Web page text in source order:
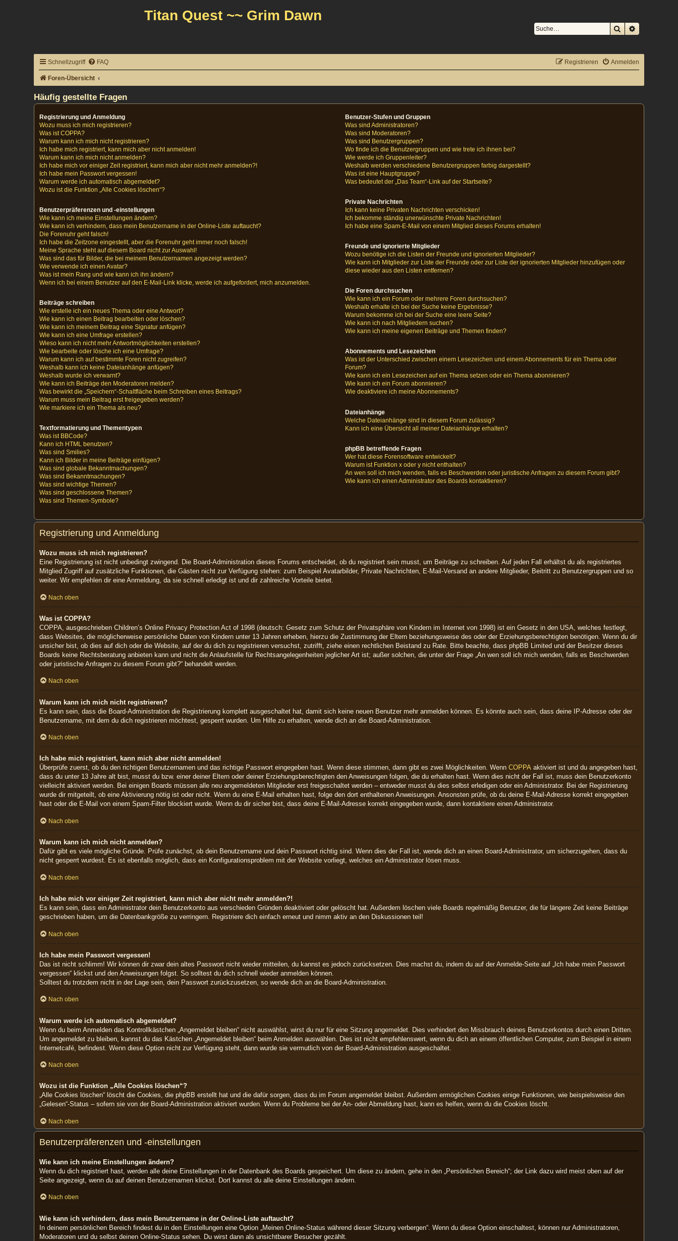
Titan Quest ~~ Grim Dawn
SucheErweiterte
Schnellzugriff FAQ Anmelden
Registrieren
Foren-Übersicht
Häufig gestellte Fragen
Registrierung und Anmeldung
Wozu muss ich mich registrieren?
Was ist COPPA?
Warum kann ich mich nicht registrieren?
Ich habe mich registriert, kann mich aber nicht anmelden!
Warum kann ich mich nicht anmelden?
Ich habe mich vor einiger Zeit registriert, kann mich aber nicht mehr anmelden?!
Ich habe mein Passwort vergessen!
Warum werde ich automatisch abgemeldet?
Wozu ist die Funktion „Alle Cookies löschen“?
Benutzerpräferenzen und -einstellungen
Wie kann ich meine Einstellungen ändern?
Wie kann ich verhindern, dass mein Benutzername in der Online-Liste auftaucht?
Die Forenuhr geht falsch!
Ich habe die Zeitzone eingestellt, aber die Forenuhr geht immer noch falsch!
Meine Sprache steht auf diesem Board nicht zur Auswahl!
Was sind das für Bilder, die bei meinem Benutzernamen angezeigt werden?
Wie verwende ich einen Avatar?
Was ist mein Rang und wie kann ich ihn ändern?
Wenn ich bei einem Benutzer auf den E-Mail-Link klicke, werde ich aufgefordert, mich anzumelden.
Beiträge schreiben
Wie erstelle ich ein neues Thema oder eine Antwort?
Wie kann ich einen Beitrag bearbeiten oder löschen?
Wie kann ich meinem Beitrag eine Signatur anfügen?
Wie kann ich eine Umfrage erstellen?
Wieso kann ich nicht mehr Antwortmöglichkeiten erstellen?
Wie bearbeite oder lösche ich eine Umfrage?
Warum kann ich auf bestimmte Foren nicht zugreifen?
Weshalb kann ich keine Dateianhänge anfügen?
Weshalb wurde ich verwarnt?
Wie kann ich Beiträge den Moderatoren melden?
Was bewirkt die „Speichern“-Schaltfläche beim Schreiben eines Beitrags?
Warum muss mein Beitrag erst freigegeben werden?
Wie markiere ich ein Thema als neu?
Textformatierung und Thementypen
Was ist BBCode?
Kann ich HTML benutzen?
Was sind Smilies?
Kann ich Bilder in meine Beiträge einfügen?
Was sind globale Bekanntmachungen?
Was sind Bekanntmachungen?
Was sind wichtige Themen?
Was sind geschlossene Themen?
Was sind Themen-Symbole?
Benutzer-Stufen und Gruppen
Was sind Administratoren?
Was sind Moderatoren?
Was sind Benutzergruppen?
Wo finde ich die Benutzergruppen und wie trete ich ihnen bei?
Wie werde ich Gruppenleiter?
Weshalb werden verschiedene Benutzergruppen farbig dargestellt?
Was ist eine Hauptgruppe?
Was bedeutet der „Das Team“-Link auf der Startseite?
Private Nachrichten
Ich kann keine Privaten Nachrichten verschicken!
Ich bekomme ständig unerwünschte Private Nachrichten!
Ich habe eine Spam-E-Mail von einem Mitglied dieses Forums erhalten!
Freunde und ignorierte Mitglieder
Wozu benötige ich die Listen der Freunde und ignorierten Mitglieder?
Wie kann ich Mitglieder zur Liste der Freunde oder zur Liste der ignorierten Mitglieder hinzufügen oder
diese wieder aus den Listen entfernen?
Die Foren durchsuchen
Wie kann ich ein Forum oder mehrere Foren durchsuchen?
Weshalb erhalte ich bei der Suche keine Ergebnisse?
Warum bekomme ich bei der Suche eine leere Seite?
Wie kann ich nach Mitgliedern suchen?
Wie kann ich meine eigenen Beiträge und Themen finden?
Abonnements und Lesezeichen
Was ist der Unterschied zwischen einem Lesezeichen und einem Abonnements für ein Thema oder
Forum?
Wie kann ich ein Lesezeichen auf ein Thema setzen oder ein Thema abonnieren?
Wie kann ich ein Forum abonnieren?
Wie deaktiviere ich meine Abonnements?
Dateianhänge
Welche Dateianhänge sind in diesem Forum zulässig?
Kann ich eine Übersicht all meiner Dateianhänge erhalten?
phpBB betreffende Fragen
Wer hat diese Forensoftware entwickelt?
Warum ist Funktion x oder y nicht enthalten?
An wen soll ich mich wenden, falls es Beschwerden oder juristische Anfragen zu diesem Forum gibt?
Wie kann ich einen Administrator des Boards kontaktieren?
Registrierung und Anmeldung
Wozu muss ich mich registrieren?
Eine Registrierung ist nicht unbedingt zwingend. Die Board-Administration dieses Forums entscheidet, ob du registriert sein musst, um Beiträge zu schreiben. Auf jeden Fall erhältst du als registriertes
Mitglied Zugriff auf zusätzliche Funktionen, die Gästen nicht zur Verfügung stehen: zum Beispiel Avatarbilder, Private Nachrichten, E-Mail-Versand an andere Mitglieder, Beitritt zu Benutzergruppen und so
weiter. Wir empfehlen dir eine Anmeldung, da sie schnell erledigt ist und dir zahlreiche Vorteile bietet.
Nach oben
Was ist COPPA?
COPPA, ausgeschrieben Children’s Online Privacy Protection Act of 1998 (deutsch: Gesetz zum Schutz der Privatsphäre von Kindern im Internet von 1998) ist ein Gesetz in den USA, welches festlegt,
dass Websites, die möglicherweise persönliche Daten von Kindern unter 13 Jahren erheben, hierzu die Zustimmung der Eltern beziehungsweise des oder der Erziehungsberechtigten benötigen. Wenn du dir
unsicher bist, ob dies auf dich oder die Website, auf der du dich zu registrieren versuchst, zutrifft, ziehe einen rechtlichen Beistand zu Rate. Bitte beachte, dass phpBB Limited und der Besitzer dieses
Boards keine Rechtsberatung anbieten kann und nicht die Anlaufstelle für Rechtsangelegenheiten jeglicher Art ist; außer solchen, die unter der Frage „An wen soll ich mich wenden, falls es Beschwerden
oder juristische Anfragen zu diesem Forum gibt?“ behandelt werden.
Nach oben
Warum kann ich mich nicht registrieren?
Es kann sein, dass die Board-Administration die Registrierung komplett ausgeschaltet hat, damit sich keine neuen Benutzer mehr anmelden können. Es könnte auch sein, dass deine IP-Adresse oder der
Benutzername, mit dem du dich registrieren möchtest, gesperrt wurden. Um Hilfe zu erhalten, wende dich an die Board-Administration.
Nach oben
Ich habe mich registriert, kann mich aber nicht anmelden!
Überprüfe zuerst, ob du den richtigen Benutzernamen und das richtige Passwort eingegeben hast. Wenn diese stimmen, dann gibt es zwei Möglichkeiten. WennCOPPA aktiviert ist und du angegeben hast,
dass du unter 13 Jahre alt bist, musst du bzw. einer deiner Eltern oder deiner Erziehungsberechtigten den Anweisungen folgen, die du erhalten hast. Wenn dies nicht der Fall ist, muss dein Benutzerkonto
vielleicht aktiviert werden. Bei einigen Boards müssen alle neu angemeldeten Mitglieder erst freigeschaltet werden – entweder musst du dies selbst erledigen oder ein Administrator. Bei der Registrierung
wurde dir mitgeteilt, ob eine Aktivierung nötig ist oder nicht. Wenn du eine E-Mail erhalten hast, folge den dort enthaltenen Anweisungen. Ansonsten prüfe, ob du deine E-Mail-Adresse korrekt eingegeben
hast oder die E-Mail von einem Spam-Filter blockiert wurde. Wenn du dir sicher bist, dass deine E-Mail-Adresse korrekt eingegeben wurde, dann kontaktiere einen Administrator.
Nach oben
Warum kann ich mich nicht anmelden?
Dafür gibt es viele mögliche Gründe. Prüfe zunächst, ob dein Benutzername und dein Passwort richtig sind. Wenn dies der Fall ist, wende dich an einen Board-Administrator, um sicherzugehen, dass du
nicht gesperrt wurdest. Es ist ebenfalls möglich, dass ein Konfigurationsproblem mit der Website vorliegt, welches ein Administrator lösen muss.
Nach oben
Ich habe mich vor einiger Zeit registriert, kann mich aber nicht mehr anmelden?!
Es kann sein, dass ein Administrator dein Benutzerkonto aus verschieden Gründen deaktiviert oder gelöscht hat. Außerdem löschen viele Boards regelmäßig Benutzer, die für längere Zeit keine Beiträge
geschrieben haben, um die Datenbankgröße zu verringern. Registriere dich einfach erneut und nimm aktiv an den Diskussionen teil!
Nach oben
Ich habe mein Passwort vergessen!
Das ist nicht schlimm! Wir können dir zwar dein altes Passwort nicht wieder mitteilen, du kannst es jedoch zurücksetzen. Dies machst du, indem du auf der Anmelde-Seite auf „Ich habe mein Passwort
vergessen“ klickst und den Anweisungen folgst. So solltest du dich schnell wieder anmelden können.
Solltest du trotzdem nicht in der Lage sein, dein Passwort zurückzusetzen, so wende dich an die Board-Administration.
Nach oben
Warum werde ich automatisch abgemeldet?
Wenn du beim Anmelden das Kontrollkästchen „Angemeldet bleiben“ nicht auswählst, wirst du nur für eine Sitzung angemeldet. Dies verhindert den Missbrauch deines Benutzerkontos durch einen Dritten.
Um angemeldet zu bleiben, kannst du das Kästchen „Angemeldet bleiben“ beim Anmelden auswählen. Dies ist nicht empfehlenswert, wenn du dich an einem öffentlichen Computer, zum Beispiel in einem
Internetcafé, befindest. Wenn diese Option nicht zur Verfügung steht, dann wurde sie vermutlich von der Board-Administration ausgeschaltet.
Nach oben
Wozu ist die Funktion „Alle Cookies löschen“?
„Alle Cookies löschen“ löscht die Cookies, die phpBB erstellt hat und die dafür sorgen, dass du im Forum angemeldet bleibst. Außerdem ermöglichen Cookies einige Funktionen, wie beispielsweise den
„Gelesen“-Status – sofern sie von der Board-Administration aktiviert wurden. Wenn du Probleme bei der An- oder Abmeldung hast, kann es helfen, wenn du die Cookies löscht.
Nach oben
Benutzerpräferenzen und -einstellungen
Wie kann ich meine Einstellungen ändern?
Wenn du dich registriert hast, werden alle deine Einstellungen in der Datenbank des Boards gespeichert. Um diese zu ändern, gehe in den „Persönlichen Bereich“; der Link dazu wird meist oben auf der
Seite angezeigt, wenn du auf deinen Benutzernamen klickst. Dort kannst du alle deine Einstellungen ändern.
Nach oben
Wie kann ich verhindern, dass mein Benutzername in der Online-Liste auftaucht?
In deinem persönlichen Bereich findest du in den Einstellungen eine Option „Meinen Online-Status während dieser Sitzung verbergen“. Wenn du diese Option einschaltest, können nur Administratoren,
Moderatoren und du selbst deinen Online-Status sehen. Du wirst dann als unsichtbarer Besucher gezählt.